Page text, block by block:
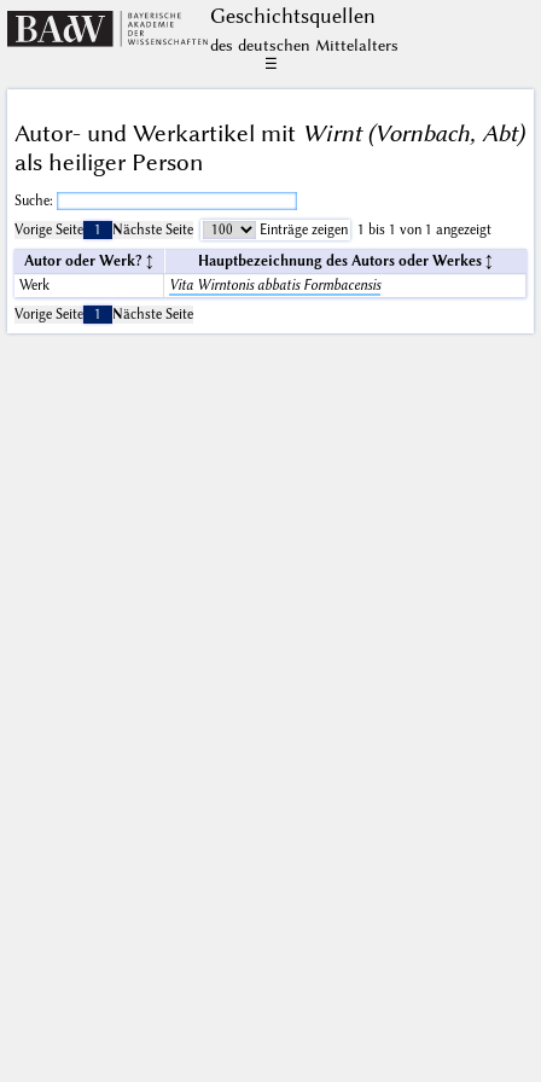
Geschichts­quellen
des deutschen Mittelalters
☰
Autor- und Werkartikel mit Wirnt (Vornbach, Abt)
als heiliger Person
Suche:
Vorige Seite
1 Nächste Seite Einträge zeigen
1 bis 1 von 1 angezeigt
Autor oder Werk?
Hauptbezeichnung des Autors oder Werkes
Werk
Vita Wirntonis abbatis Formbacensis
Vorige Seite
1 Nächste Seite